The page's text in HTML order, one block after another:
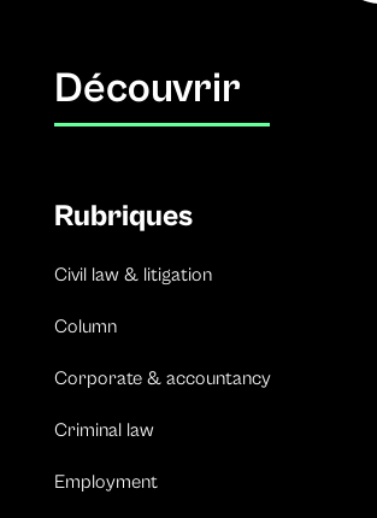
Découvrir
Rubriques
Civil law & litigation
Column
Corporate & accountancy
Criminal law
Employment